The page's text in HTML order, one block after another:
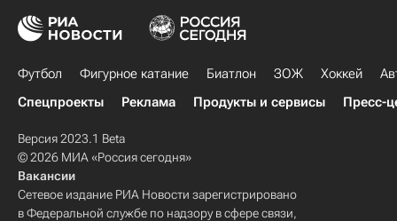
Футбол Фигурное катание Биатлон ЗОЖ Хоккей
Спецпроекты
Реклама Продукты и сервисы Пресс-
Версия 2023.1 Beta
© 2026 МИА «Россия сегодня»
Вакансии
Сетевое издание РИА Новости зарегистрировано
в Федеральной службе по надзору в сфере связи,